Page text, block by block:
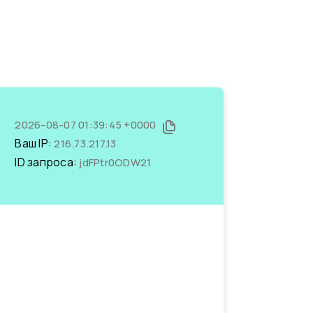
2026-08-07 01:39:45 +0000
Ваш IP:216.73.217.13
ID запроса: jdFPtr0ODW21